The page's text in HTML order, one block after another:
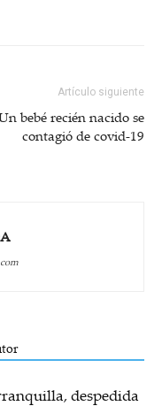
Artículo siguiente
bebé recién nacido se
contagió de covid-19
despedida